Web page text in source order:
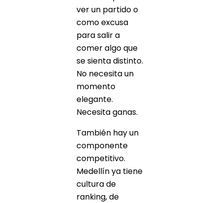
ver un partido o
como excusa
para salir a
comer algo que
se sienta distinto.
No necesita un
momento
elegante.
Necesita ganas.
También hay un
componente
competitivo.
Medellín ya tiene
cultura de
ranking, de